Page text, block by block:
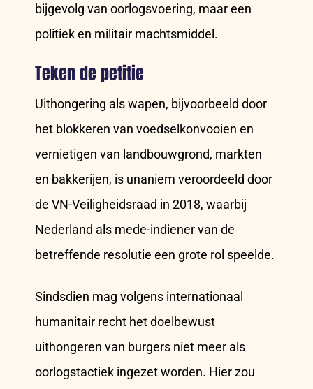
bijgevolg van oorlogsvoering, maar een
politiek en militair machtsmiddel.
Teken de petitie
Uithongering als wapen, bijvoorbeeld door
het blokkeren van voedselkonvooien en
vernietigen van landbouwgrond, markten
en bakkerijen, is unaniem veroordeeld door
de VN-Veiligheidsraad in 2018, waarbij
Nederland als mede-indiener van de
betreffende resolutie een grote rol speelde.
Sindsdien mag volgens internationaal
humanitair recht het doelbewust
uithongeren van burgers niet meer als
oorlogstactiek ingezet worden. Hier zou